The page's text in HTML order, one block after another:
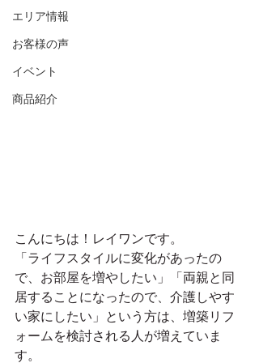
エリア情報
お客様の声
イベント
商品紹介
こんにちは！レイワンです。
「ライフスタイルに変化があったの
で、お部屋を増やしたい」「両親と同
居することになったので、介護しやす
い家にしたい」という方は、増築リフ
ォームを検討される人が増えていま
す。